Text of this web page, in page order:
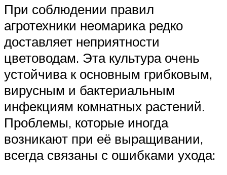
При соблюдении правил
агротехники неомарика редко
доставляет неприятности
цветоводам. Эта культура очень
устойчива к основным грибковым,
вирусным и бактериальным
инфекциям комнатных растений.
Проблемы, которые иногда
возникают при её выращивании,
всегда связаны с ошибками ухода: